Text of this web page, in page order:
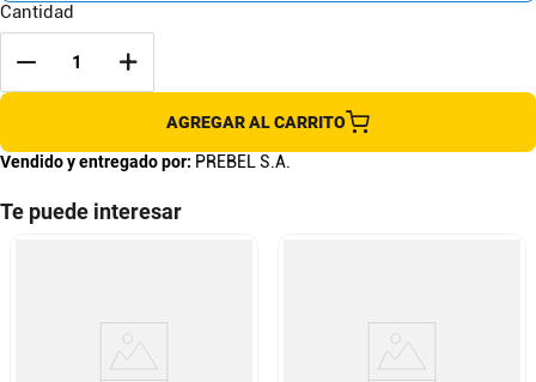
Cantidad
AGREGAR AL CARRITO
Vendido y entregado por: PREBEL S.A.
Te puede interesar